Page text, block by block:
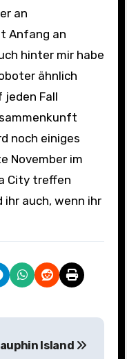
an
Anfang an
hinter mir habe
ähnlich
jeden Fall
noch einiges
November im
City treffen
ihr auch, wenn ihr
Island